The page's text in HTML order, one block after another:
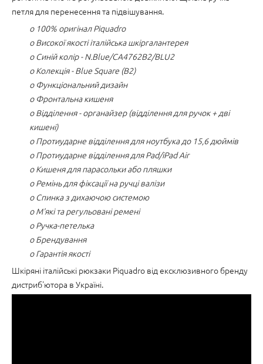
петля для перенесення та підвішування.
o 100% оригінал Piquadro
o Високої якості італійська шкіргалантерея
o Синій колір - N.Blue/CA4762B2/BLU2
o Колекція - Blue Square (B2)
o Функціональний дизайн
o Фронтальна кишеня
o Відділення - органайзер (відділення для ручок + дві
кишені)
o Протиударне відділення для ноутбука до 15,6 дюймів
o Протиударне відділення для Pad/iPad Air
o Кишеня для парасольки або пляшки
o Ремінь для фіксації на ручці валізи
o Спинка з дихаючою системою
o М'які та регульовані ремені
o Ручка-петелька
o Брендування
o Гарантія якості
Шкіряні італійські рюкзаки Piquadro від ексклюзивного бренду
дистриб'ютора в Україні.